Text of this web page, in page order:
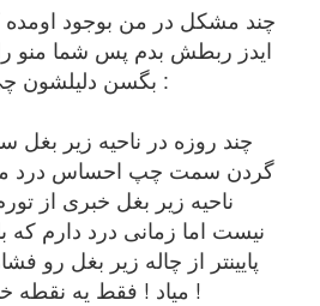
چند مشکل در من بوجود اومده
ایدز ربطش بدم پس شما منو
بگسن دلیلشون چی میتونه باشه :
گردن سمت چپ احساس درد
ناحیه زیر بغل خبری از
نیست اما زمانی درد دارم که
پایینتر از چاله زیر بغل رو
میاد ! فقط یه نقطه خاصی درد داره !